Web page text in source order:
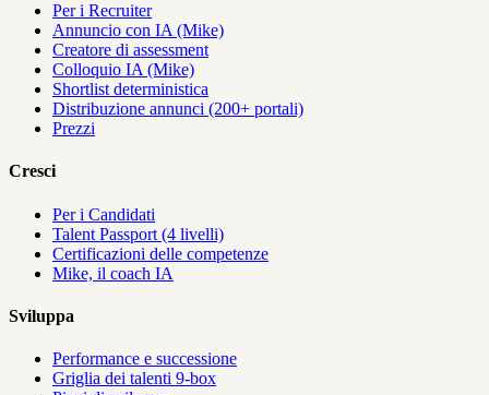
Per i Recruiter
Annuncio con IA (Mike)
Creatore di assessment
Colloquio IA (Mike)
Shortlist deterministica
Distribuzione annunci (200+ portali)
Prezzi
Cresci
Per i Candidati
Talent Passport (4 livelli)
Certificazioni delle competenze
Mike, il coach IA
Sviluppa
Performance e successione
Griglia dei talenti 9-box